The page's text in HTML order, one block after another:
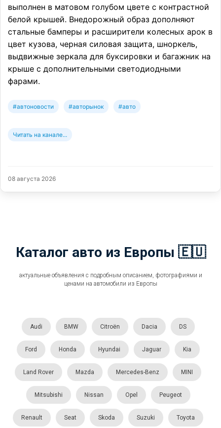
выполнен в матовом голубом цвете с контрастной
белой крышей. Внедорожный образ дополняют
стальные бамперы и расширители колесных арок в
цвет кузова, черная силовая защита, шноркель,
выдвижные зеркала для буксировки и багажник на
крыше с дополнительными светодиодными
фарами.
#автоновости #авторынок #авто
Читать на канале...
08 августа 2026
Каталог авто из Европы 🇪🇺
актуальные объявления с подробным описанием, фотографиями и
ценами на автомобили из Европы
Audi BMW Citroën Dacia DS
Ford Honda Hyundai Jaguar Kia
Land Rover Mazda Mercedes-Benz MINI
Mitsubishi Nissan Opel Peugeot
Renault Seat Skoda Suzuki Toyota